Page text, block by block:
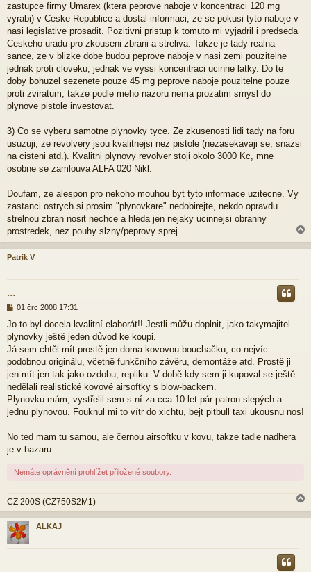
zastupce firmy Umarex (ktera peprove naboje v koncentraci 120 mg
vyrabi) v Ceske Republice a dostal informaci, ze se pokusi tyto naboje v
nasi legislative prosadit. Pozitivni pristup k tomuto mi vyjadril i predseda
Ceskeho uradu pro zkouseni zbrani a streliva. Takze je tady realna
sance, ze v blizke dobe budou peprove naboje v nasi zemi pouzitelne
jednak proti cloveku, jednak ve vyssi koncentraci ucinne latky. Do te
doby bohuzel sezenete pouze 45 mg peprove naboje pouzitelne pouze
proti zviratum, takze podle meho nazoru nema prozatim smysl do
plynove pistole investovat.
3) Co se vyberu samotne plynovky tyce. Ze zkusenosti lidi tady na foru
usuzuji, ze revolvery jsou kvalitnejsi nez pistole (nezasekavaji se, snazsi
na cisteni atd.). Kvalitni plynovy revolver stoji okolo 3000 Kc, mne
osobne se zamlouva ALFA 020 Nikl.
Doufam, ze alespon pro nekoho mouhou byt tyto informace uzitecne. Vy
zastanci ostrych si prosim "plynovkare" nedobirejte, nekdo opravdu
strelnou zbran nosit nechce a hleda jen nejaky ucinnejsi obranny
prostredek, nez pouhy slzny/peprovy sprej.
a
h
Patrik V
...
P
í
s
p
ě
e
k
01 črc 2008 17:31
Jo to byl docela kvalitní elaborát!! Jestli můžu doplnit, jako takymajitel
plynovky ještě jeden důvod ke koupi.
Já sem chtěl mít prostě jen doma kovovou bouchačku, co nejvíc
podobnou originálu, včetně funkčního závěru, demontáže atd. Prostě ji
jen mít jen tak jako ozdobu, repliku. V době kdy sem ji kupoval se ještě
nedělali realistické kovové airsoftky s blow-backem.
Plynovku mám, vystřelil sem s ní za cca 10 let pár patron slepých a
jednu plynovou. Fouknul mi to vítr do xichtu, bejt pitbull taxi ukousnu nos!
No ted mam tu samou, ale černou airsoftku v kovu, takze tadle nadhera
je v bazaru.
Nemáte oprávnění prohlížet přiložené soubory.
CZ 200S (CZ750S2M1)
a
h
ALKAJ